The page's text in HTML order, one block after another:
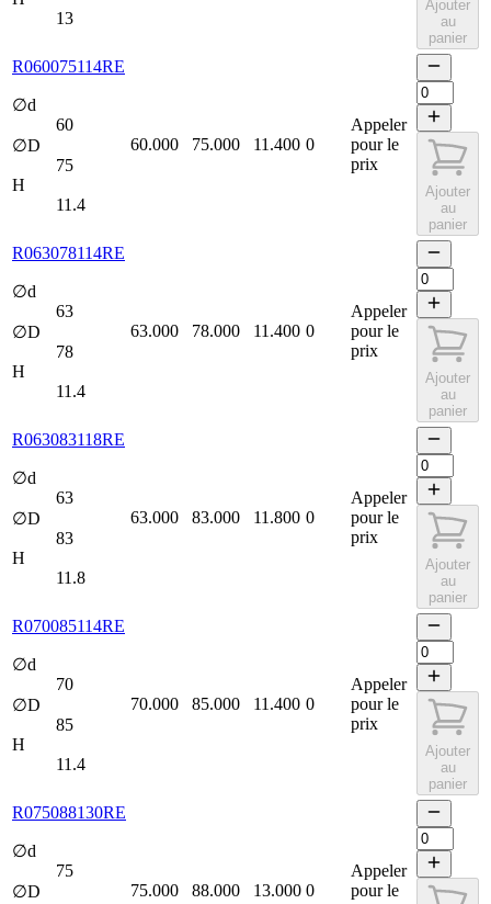
13
Ajouter
au
panier
R060075114RE
∅d
60
∅D
75
H
11.4
60.000 75.000 11.400 0
Appeler
pour le
prix
Ajouter
au
panier
R063078114RE
∅d
63
∅D
78
H
11.4
63.000 78.000 11.400 0
Appeler
pour le
prix
Ajouter
au
panier
R063083118RE
∅d
63
∅D
83
H
11.8
63.000 83.000 11.800 0
Appeler
pour le
prix
Ajouter
au
panier
R070085114RE
∅d
70
∅D
85
H
11.4
70.000 85.000 11.400 0
Appeler
pour le
prix
Ajouter
au
panier
R075088130RE
∅d
75
∅D
75.000 88.000 13.000 0
Appeler
pour le